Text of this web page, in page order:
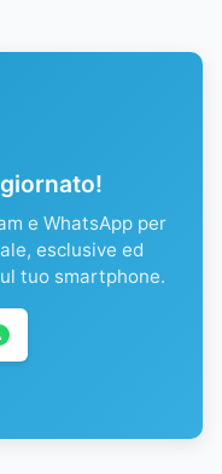
e WhatsApp per
esclusive ed
tuo smartphone.